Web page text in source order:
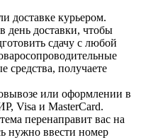
доставке курьером.
день доставки, чтобы
сдачу с любой
средства, получаете
или оформлении в
Visa и MasterCard.
перенаправит вас на
нужно ввести номер